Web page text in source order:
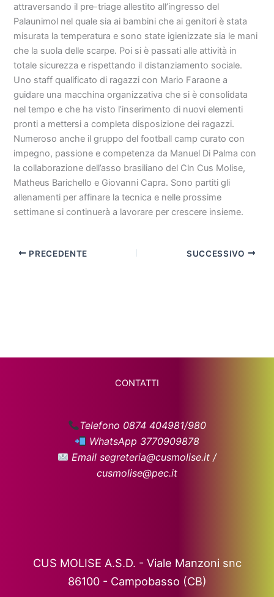
attraversando il pre-triage allestito all’ingresso del
Palaunimol nel quale sia ai bambini che ai genitori è stata
misurata la temperatura e sono state igienizzate sia le mani
che la suola delle scarpe. Poi si è passati alle attività in
totale sicurezza e rispettando il distanziamento sociale.
Uno staff qualificato di ragazzi con Mario Faraone a
guidare una macchina organizzativa che si è consolidata
nel tempo e che ha visto l’inserimento di nuovi elementi
pronti a mettersi a completa disposizione dei ragazzi.
Numeroso anche il gruppo del football camp curato con
impegno, passione e competenza da Manuel Di Palma con
la collaborazione dell’asso brasiliano del Cln Cus Molise,
Matheus Barichello e Giovanni Capra. Sono partiti gli
allenamenti per affinare la tecnica e nelle prossime
settimane si continuerà a lavorare per crescere insieme.
PRECEDENTE SUCCESSIVO
CONTATTI
Telefono 0874 404981/980
WhatsApp 3770909878
Email segreteria@cusmolise.it /
cusmolise@pec.it
CUS MOLISE A.S.D. - Viale Manzoni snc
86100 - Campobasso (CB)